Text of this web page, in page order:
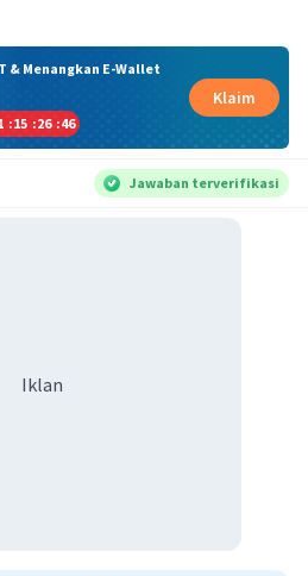
& Menangkan E-Wallet
:15 :26 :46
Klaim
Jawaban terverifikasi
Iklan